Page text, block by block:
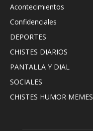
Acontecimientos
Confidenciales
DEPORTES
CHISTES DIARIOS
PANTALLA Y DIAL
SOCIALES
CHISTES HUMOR MEMES